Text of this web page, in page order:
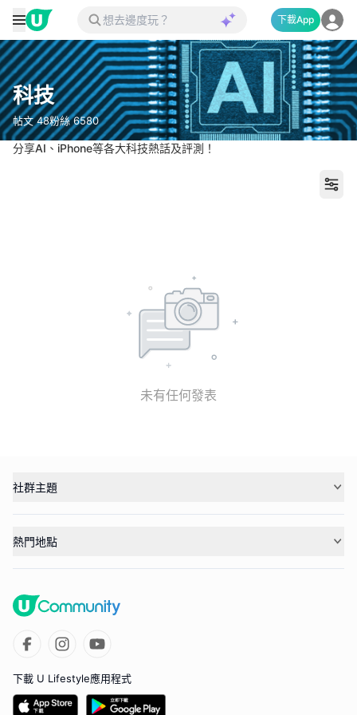
下載App
科技
帖文48粉絲6580
分享AI、iPhone等各大科技熱話及評測！
未有任何發表
社群主題
熱門地點
下載 U Lifestyle應用程式